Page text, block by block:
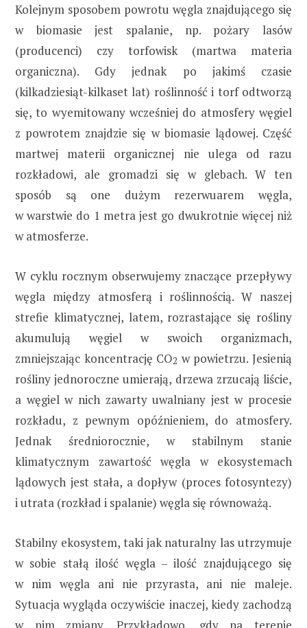
Kolejnym sposobem powrotu węgla znajdującego się
w biomasie jest spalanie, np. pożary lasów
(producenci) czy torfowisk (martwa materia
organiczna). Gdy jednak po jakimś czasie
(kilkadziesiąt-kilkaset lat) roślinność i torf odtworzą
się, to wyemitowany wcześniej do atmosfery węgiel
z powrotem znajdzie się w biomasie lądowej. Część
martwej materii organicznej nie ulega od razu
rozkładowi, ale gromadzi się w glebach. W ten
sposób są one dużym rezerwuarem węgla,
w warstwie do 1 metra jest go dwukrotnie więcej niż
w atmosferze.
W cyklu rocznym obserwujemy znaczące przepływy
węgla między atmosferą i roślinnością. W naszej
strefie klimatycznej, latem, rozrastające się rośliny
akumulują węgiel w swoich organizmach,
zmniejszając koncentrację CO2 w powietrzu. Jesienią
rośliny jednoroczne umierają, drzewa zrzucają liście,
a węgiel w nich zawarty uwalniany jest w procesie
rozkładu, z pewnym opóźnieniem, do atmosfery.
Jednak średniorocznie, w stabilnym stanie
klimatycznym zawartość węgla w ekosystemach
lądowych jest stała, a dopływ (proces fotosyntezy)
i utrata (rozkład i spalanie) węgla się równoważą.
Stabilny ekosystem, taki jak naturalny las utrzymuje
w sobie stałą ilość węgla – ilość znajdującego się
w nim węgla ani nie przyrasta, ani nie maleje.
Sytuacja wygląda oczywiście inaczej, kiedy zachodzą
w nim zmiany. Przykładowo, gdy na terenie